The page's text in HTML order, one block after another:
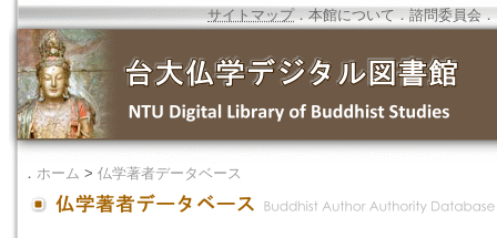
サイトマップ．本館について ．諮問委員会 ．
． ホーム > 仏学著者データベース